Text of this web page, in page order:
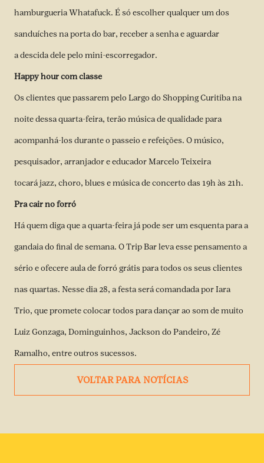
hamburgueria Whatafuck. É só escolher qualquer um dos
sanduíches na porta do bar, receber a senha e aguardar
a descida dele pelo mini-escorregador.
Happy hour com classe
Os clientes que passarem pelo Largo do Shopping Curitiba na
noite dessa quarta-feira, terão música de qualidade para
acompanhá-los durante o passeio e refeições. O músico,
pesquisador, arranjador e educador Marcelo Teixeira
tocará jazz, choro, blues e música de concerto das 19h às 21h.
Pra cair no forró
Há quem diga que a quarta-feira já pode ser um esquenta para a
gandaia do final de semana. O Trip Bar leva esse pensamento a
sério e ofecere aula de forró grátis para todos os seus clientes
nas quartas. Nesse dia 28, a festa será comandada por Iara
Trio, que promete colocar todos para dançar ao som de muito
Luiz Gonzaga, Dominguinhos, Jackson do Pandeiro, Zé
Ramalho, entre outros sucessos.
VOLTAR PARA NOTÍCIAS